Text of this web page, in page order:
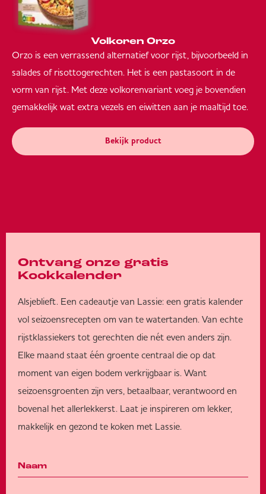
Volkoren Orzo
Orzo is een verrassend alternatief voor rijst, bijvoorbeeld in
salades of risottogerechten. Het is een pastasoort in de
vorm van rijst. Met deze volkorenvariant voeg je bovendien
gemakkelijk wat extra vezels en eiwitten aan je maaltijd toe.
Bekijk product
Ontvang onze gratis
Kookkalender
Alsjeblieft. Een cadeautje van Lassie: een gratis kalender
vol seizoensrecepten om van te watertanden. Van echte
rijstklassiekers tot gerechten die nét even anders zijn.
Elke maand staat één groente centraal die op dat
moment van eigen bodem verkrijgbaar is. Want
seizoensgroenten zijn vers, betaalbaar, verantwoord en
bovenal het allerlekkerst. Laat je inspireren om lekker,
makkelijk en gezond te koken met Lassie.